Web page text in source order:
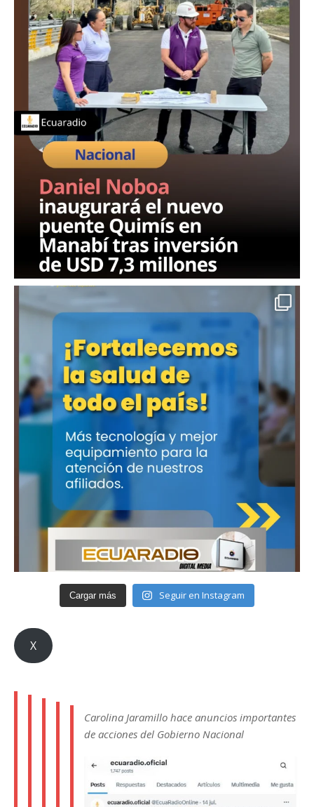
Cargar más Seguir en Instagram
X
Carolina Jaramillo hace anuncios importantes
de acciones del Gobierno Nacional